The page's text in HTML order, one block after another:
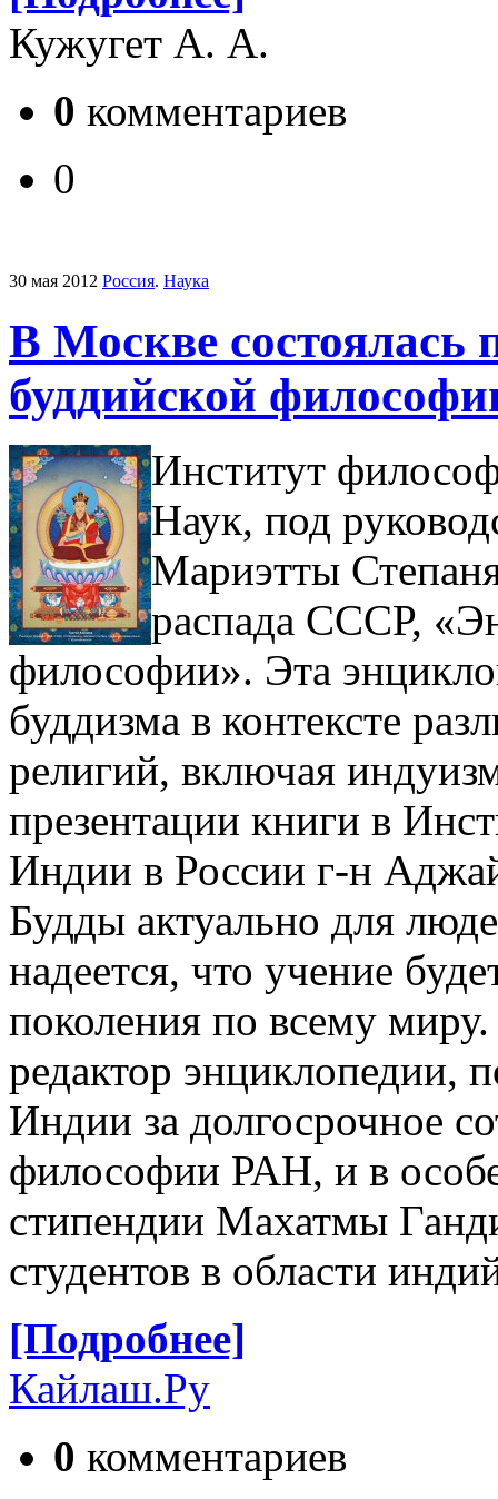
Кужугет А. А.
0 комментариев
0
30 мая 2012 Россия. Наука
В Москве состоялась
буддийской
Институт
Наук, под
Мариэтты
распада СССР,
философии». Эта
буддизма в контексте
религий, включая
презентации книги в
Индии в России г-н
Будды актуально для
надеется, что учение
поколения по всему
редактор энциклопедии,
Индии за долгосрочное
философии РАН, и в
стипендии Махатмы
студентов в области
[Подробнее]
Кайлаш.Ру
0 комментариев